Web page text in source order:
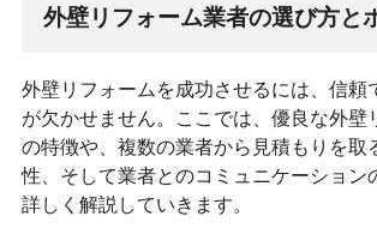
外壁リフォーム業者の選び方と
外壁リフォームを成功させるには、信頼
が欠かせません。ここでは、優良な外壁
の特徴や、複数の業者から見積もりを取
性、そして業者とのコミュニケーション
詳しく解説していきます。